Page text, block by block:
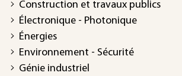
Construction et travaux publics
Électronique - Photonique
Énergies
Environnement - Sécurité
Génie industriel